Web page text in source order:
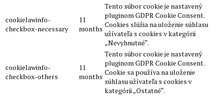
cookielawinfo-
checkbox-necessary
11
months
Tento súbor cookie je nastavený
pluginom GDPR Cookie Consent.
Cookies slúžia na uloženie súhlasu
užívateľa s cookies v kategórii
„Nevyhnutné“.
cookielawinfo-
checkbox-others
11
months
Tento súbor cookie je nastavený
pluginom GDPR Cookie Consent.
Cookie sa používa na uloženie
súhlasu užívateľa s cookies v
kategórii „Ostatné“.